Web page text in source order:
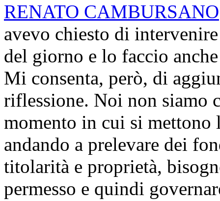
RENATO CAMBURSANO
avevo chiesto di
del giorno e lo faccio
Mi consenta, però, di
riflessione. Noi non siamo
momento in cui si mettono
andando a prelevare dei
titolarità e proprietà,
permesso e quindi